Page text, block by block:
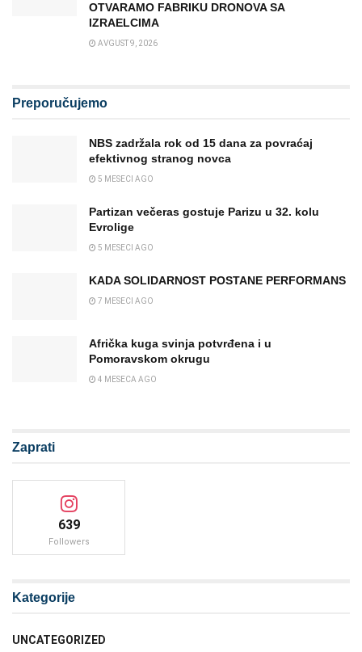
OTVARAMO FABRIKU DRONOVA SA
IZRAELCIMA
AVGUST 9, 2026
Preporučujemo
NBS zadržala rok od 15 dana za povraćaj
efektivnog stranog novca
5 MESECI AGO
Partizan večeras gostuje Parizu u 32. kolu
Evrolige
5 MESECI AGO
KADA SOLIDARNOST POSTANE PERFORMANS
7 MESECI AGO
Afrička kuga svinja potvrđena i u
Pomoravskom okrugu
4 MESECA AGO
Zaprati
639
Followers
Kategorije
UNCATEGORIZED